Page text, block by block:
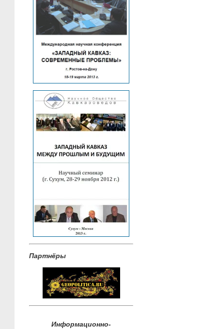
Партнёры
Информационно-